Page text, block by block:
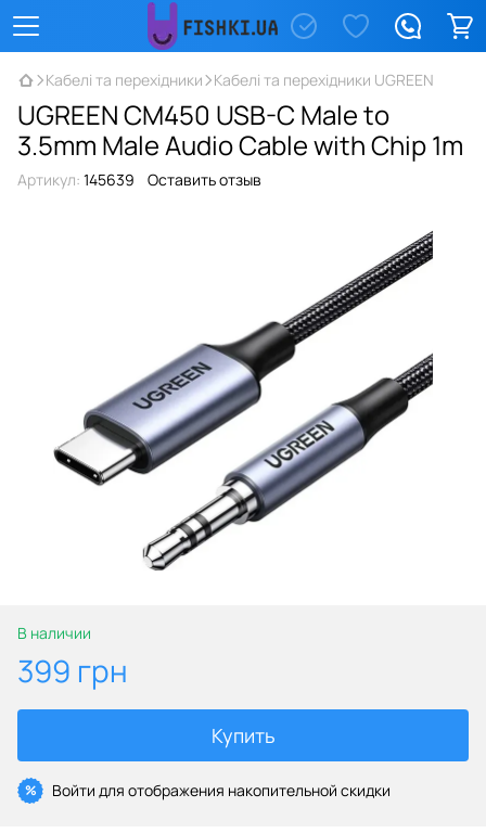
Кабелі та перехідники Кабелі та перехідники UGREEN
UGREEN CM450 USB-C Male to
3.5mm Male Audio Cable with Chip 1m
Артикул: 145639 Оставить отзыв
В наличии
399 грн
Купить
% Войти для отображения накопительной скидки